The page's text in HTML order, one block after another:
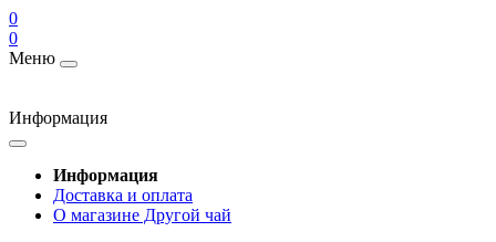
0
0
Меню
Информация
Информация
Доставка и оплата
О магазине Другой чай